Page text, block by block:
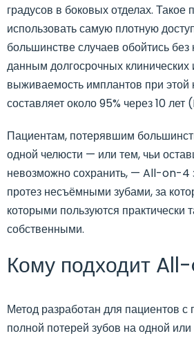
градусов в боковых отделах. Такое
использовать самую плотную
большинстве случаев обойтись без
данным долгосрочных клинических
выживаемость имплантов при этой
составляет около 95% через 10
Пациентам, потерявшим
одной челюсти — или тем, чьи
невозможно сохранить, — All-on-4
протез несъёмными зубами, за
которыми пользуются практически
собственными.
Кому подходит
Метод разработан для пациентов с
полной потерей зубов на одной